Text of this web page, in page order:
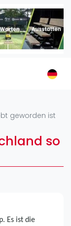
geworden ist
so
Es ist die